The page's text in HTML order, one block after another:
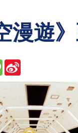
漫遊
M
e
s
a
g
e
n
a
W
b
o